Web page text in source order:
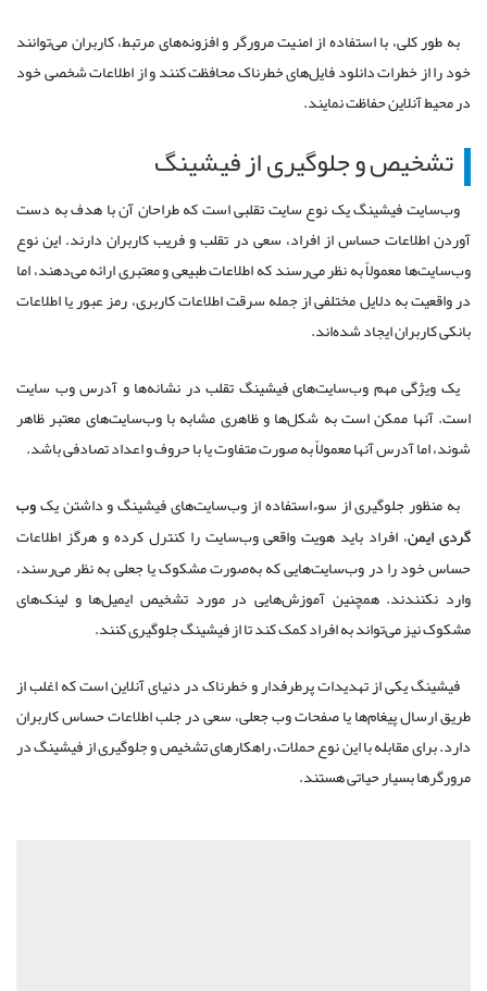
به طور کلی، با استفاده از امنیت مرورگر و افزونه‌های مرتبط، کاربران می‌توانند
خود را از خطرات دانلود فایل‌های خطرناک محافظت کنند و از اطلاعات شخصی خود
در محیط آنلاین حفاظت نمایند.
تشخیص و جلوگیری از فیشینگ
وب‌سایت فیشینگ یک نوع سایت تقلبی است که طراحان آن با هدف به دست
آوردن اطلاعات حساس از افراد، سعی در تقلب و فریب کاربران دارند. این نوع
وب‌سایت‌ها معمولاً به نظر می‌رسند که اطلاعات طبیعی و معتبری ارائه می‌دهند، اما
در واقعیت به دلایل مختلفی از جمله سرقت اطلاعات کاربری، رمز عبور یا اطلاعات
بانکی کاربران ایجاد شده‌اند.
یک ویژگی مهم وب‌سایت‌های فیشینگ تقلب در نشانه‌ها و آدرس وب سایت
است. آنها ممکن است به شکل‌ها و ظاهری مشابه با وب‌سایت‌های معتبر ظاهر
شوند، اما آدرس آنها معمولاً به صورت متفاوت یا با حروف و اعداد تصادفی باشد.
به منظور جلوگیری از سوءاستفاده از وب‌سایت‌های فیشینگ و داشتن یکوب
گردی ایمن، افراد باید هویت واقعی وب‌سایت را کنترل کرده و هرگز اطلاعات
حساس خود را در وب‌سایت‌هایی که به‌صورت مشکوک یا جعلی به نظر می‌رسند،
وارد نکنندند. همچنین آموزش‌هایی در مورد تشخیص ایمیل‌ها و لینک‌های
مشکوک نیز می‌تواند به افراد کمک کند تا از فیشینگ جلوگیری کنند.
فیشینگ یکی از تهدیدات پرطرفدار و خطرناک در دنیای آنلاین است که اغلب از
طریق ارسال پیغام‌ها یا صفحات وب جعلی، سعی در جلب اطلاعات حساس کاربران
دارد. برای مقابله با این نوع حملات، راهکارهای تشخیص و جلوگیری از فیشینگ در
مرورگرها بسیار حیاتی هستند.